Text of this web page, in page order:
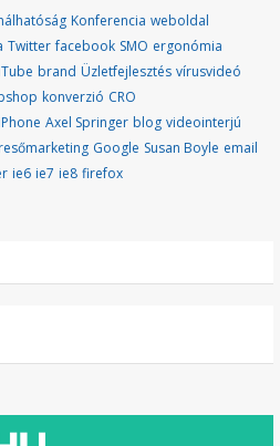
Konferencia weboldal
Twitter facebook SMO ergonómia
brand Üzletfejlesztés vírusvideó
konverzió CRO
iPhone Axel Springer blog videointerjú
Google Susan Boyle email
ie6 ie7 ie8 firefox